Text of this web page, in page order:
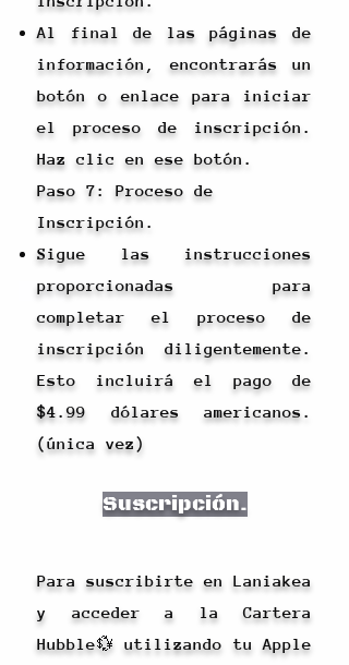
Al final de las páginas de
información, encontrarás un
botón o enlace para iniciar
el proceso de inscripción.
Haz clic en ese botón.
Paso 7: Proceso de
Inscripción.
Sigue las instrucciones
proporcionadas para
completar el proceso de
inscripción diligentemente.
Esto incluirá el pago de
$4.99 dólares americanos.
(única vez)
Suscripción.
Para suscribirte en Laniakea
y acceder a la Cartera
Hubble💱 utilizando tu Apple